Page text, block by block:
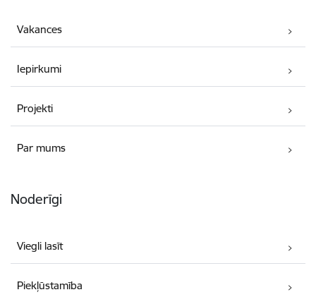
Vakances
Iepirkumi
Projekti
Par mums
Noderīgi
Viegli lasīt
Piekļūstamība